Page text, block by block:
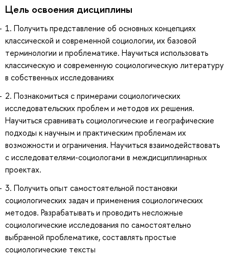
Цель освоения дисциплины
1. Получить представление об основных концепциях
классической и современной социологии, их базовой
терминологии и проблематике. Научиться использовать
классическую и современную социологическую литературу
в собственных исследованиях
2. Познакомиться с примерами социологических
исследовательских проблем и методов их решения.
Научиться сравнивать социологические и географические
подходы к научным и практическим проблемам их
возможности и ограничения. Научиться взаимодействовать
с исследователями-социологами в междисциплинарных
проектах.
3. Получить опыт самостоятельной постановки
социологических задач и применения социологических
методов. Разрабатывать и проводить несложные
социологические исследования по самостоятельно
выбранной проблематике, составлять простые
социологические тексты